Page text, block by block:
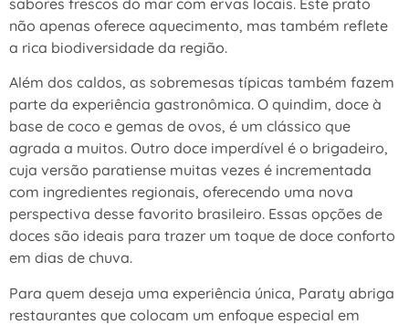
não apenas oferece aquecimento, mas também reflete
a rica biodiversidade da região.
Além dos caldos, as sobremesas típicas também fazem
parte da experiência gastronômica. O quindim, doce à
base de coco e gemas de ovos, é um clássico que
agrada a muitos. Outro doce imperdível é o brigadeiro,
cuja versão paratiense muitas vezes é incrementada
com ingredientes regionais, oferecendo uma nova
perspectiva desse favorito brasileiro. Essas opções de
doces são ideais para trazer um toque de doce conforto
em dias de chuva.
Para quem deseja uma experiência única, Paraty abriga
restaurantes que colocam um enfoque especial em